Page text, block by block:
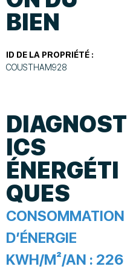
BIEN
ID DE LA PROPRIÉTÉ :
COUSTHAM928
DIAGNOST
ICS
ÉNERGÉTI
QUES
CONSOMMATION
D’ÉNERGIE
KWH/M²/AN : 226